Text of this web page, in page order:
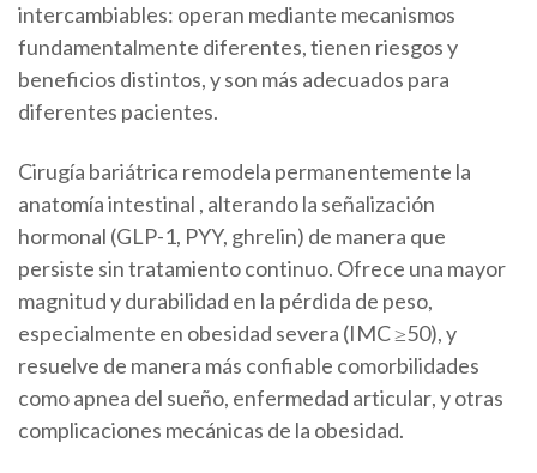
intercambiables: operan mediante mecanismos
fundamentalmente diferentes, tienen riesgos y
beneficios distintos, y son más adecuados para
diferentes pacientes.
Cirugía bariátrica remodela permanentemente la
anatomía intestinal , alterando la señalización
hormonal (GLP-1, PYY, ghrelin) de manera que
persiste sin tratamiento continuo. Ofrece una mayor
magnitud y durabilidad en la pérdida de peso,
especialmente en obesidad severa (IMC ≥50), y
resuelve de manera más confiable comorbilidades
comoapnea del sueño, enfermedad articular, y otras
complicaciones mecánicas de la obesidad.